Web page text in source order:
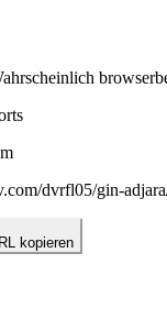
dvrfl05/gin-
kopieren